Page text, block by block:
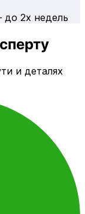
до 2х недель
и деталях